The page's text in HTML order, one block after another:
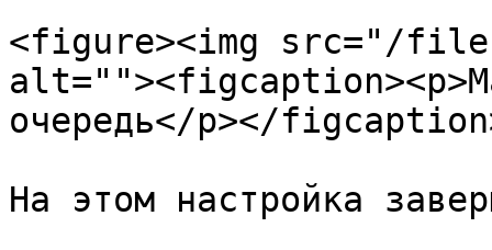
<figure><img src="/files/
очередь</p></
На этом настройка